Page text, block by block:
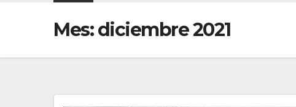
Mes:diciembre 2021